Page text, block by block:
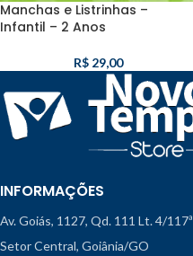
Manchas e Listrinhas –
Infantil – 2 Anos
R$ 29,00
INFORMAÇÕES
Av. Goiás, 1127, Qd. 111 Lt. 4/117ª
Setor Central, Goiânia/GO